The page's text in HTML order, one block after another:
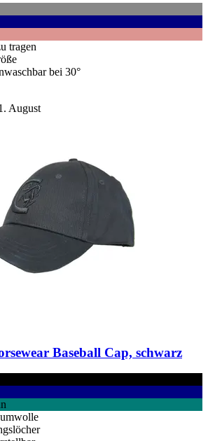
tragen
bei 30°
August
Baseball Cap, schwarz